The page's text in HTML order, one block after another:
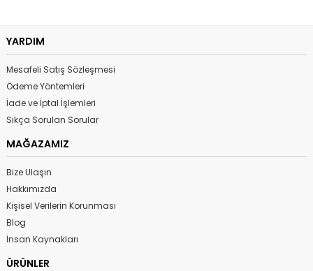
YARDIM
Mesafeli Satış Sözleşmesi
Ödeme Yöntemleri
İade ve İptal İşlemleri
Sıkça Sorulan Sorular
MAĞAZAMIZ
Bize Ulaşın
Hakkımızda
Kişisel Verilerin Korunması
Blog
İnsan Kaynakları
ÜRÜNLER